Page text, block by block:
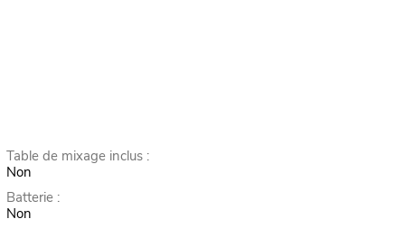
Table de mixage inclus :
Non
Batterie :
Non